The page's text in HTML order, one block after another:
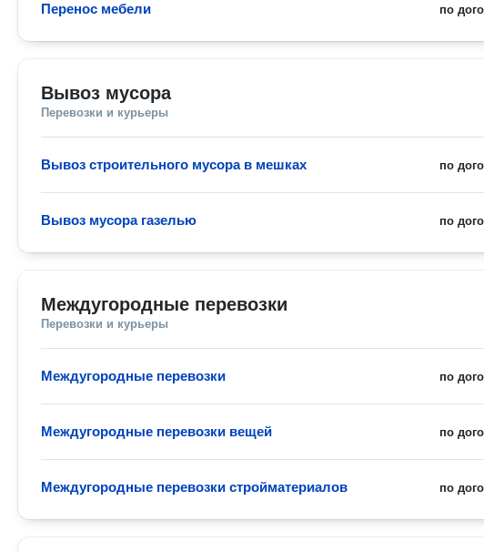
по
Перенос мебели
Вывоз мусора
Перевозки и курьеры
по
Вывоз строительного мусора в мешках
по
Вывоз мусора газелью
Междугородные перевозки
Перевозки и курьеры
по
Междугородные перевозки
по
Междугородные перевозки вещей
по
Междугородные перевозки стройматериалов